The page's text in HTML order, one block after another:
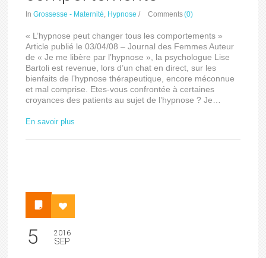
InGrossesse - Maternité, Hypnose / Comments(0)
« L’hypnose peut changer tous les comportements »
Article publié le 03/04/08 – Journal des Femmes Auteur
de « Je me libère par l’hypnose », la psychologue Lise
Bartoli est revenue, lors d’un chat en direct, sur les
bienfaits de l’hypnose thérapeutique, encore méconnue
et mal comprise. Etes-vous confrontée à certaines
croyances des patients au sujet de l’hypnose ? Je…
En savoir plus
5 2016
SEP